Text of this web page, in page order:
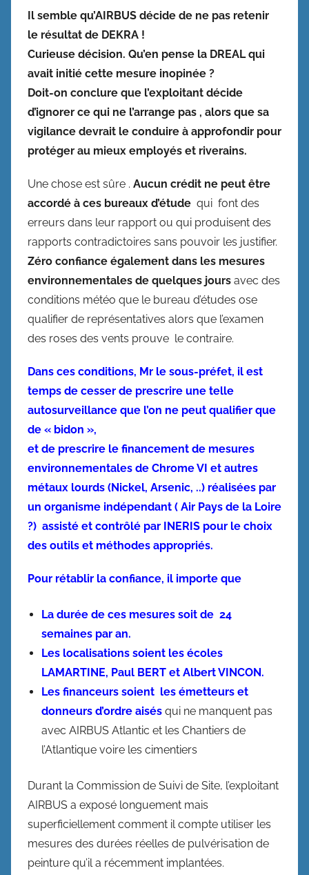
Il semble qu’AIRBUS décide de ne pas retenir
le résultat de DEKRA !
Curieuse décision. Qu’en pense la DREAL qui
avait initié cette mesure inopinée ?
Doit-on conclure que l’exploitant décide
d’ignorer ce qui ne l’arrange pas , alors que sa
vigilance devrait le conduire à approfondir pour
protéger au mieux employés et riverains.
Une chose est sûre . Aucun crédit ne peut être
accordé à ces bureaux d’étude qui font des
erreurs dans leur rapport ou qui produisent des
rapports contradictoires sans pouvoir les justifier.
Zéro confiance également dans les mesures
environnementales de quelques jours avec des
conditions météo que le bureau d’études ose
qualifier de représentatives alors que l’examen
des roses des vents prouve le contraire.
Dans ces conditions, Mr le sous-préfet, il est
temps de cesser de prescrire une telle
autosurveillance que l’on ne peut qualifier que
de « bidon »,
et de prescrire le financement de mesures
environnementales de Chrome VI et autres
métaux lourds (Nickel, Arsenic, ..) réalisées par
un organisme indépendant ( Air Pays de la Loire
?) assisté et contrôlé par INERIS pour le choix
des outils et méthodes appropriés.
Pour rétablir la confiance, il importe que
La durée de ces mesures soit de 24
semaines par an.
Les localisations soient les écoles
LAMARTINE, Paul BERT et Albert VINCON.
Les financeurs soient les émetteurs et
donneurs d’ordre aisés qui ne manquent pas
avec AIRBUS Atlantic et les Chantiers de
l’Atlantique voire les cimentiers
Durant la Commission de Suivi de Site, l’exploitant
AIRBUS a exposé longuement mais
superficiellement comment il compte utiliser les
mesures des durées réelles de pulvérisation de
peinture qu’il a récemment implantées.